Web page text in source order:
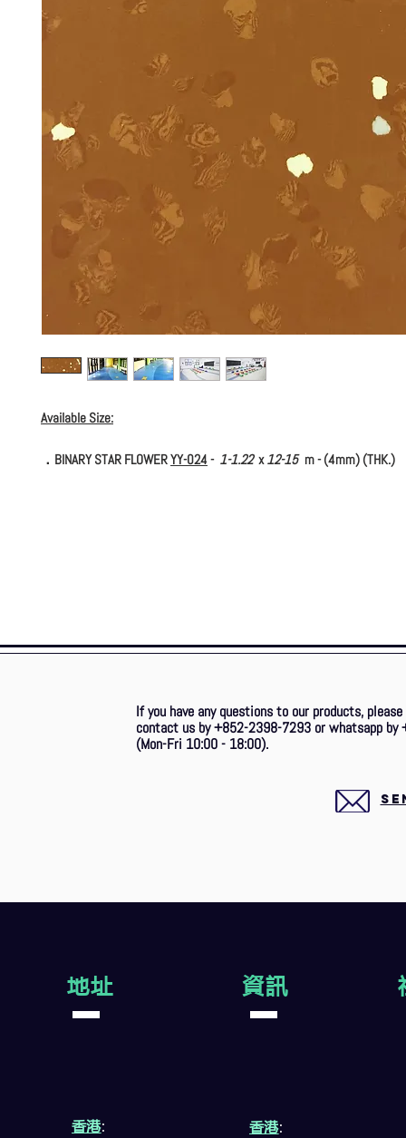
Available Size:
．BINARY STAR FLOWERYY-024- 1-1.22x12-15m - (4mm) (THK.)
If you have any questions to our products,
contact us by +852-2398-7293 or whatsapp by
(Mon-Fri 10:00 - 18:00).
地址
香港:
資訊
香港: